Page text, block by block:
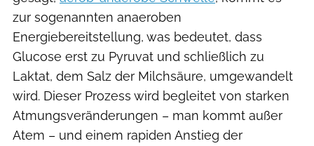
zur sogenannten anaeroben
Energiebereitstellung, was bedeutet, dass
Glucose erst zu Pyruvat und schließlich zu
Laktat, dem Salz der Milchsäure, umgewandelt
wird. Dieser Prozess wird begleitet von starken
Atmungsveränderungen – man kommt außer
Atem – und einem rapiden Anstieg der